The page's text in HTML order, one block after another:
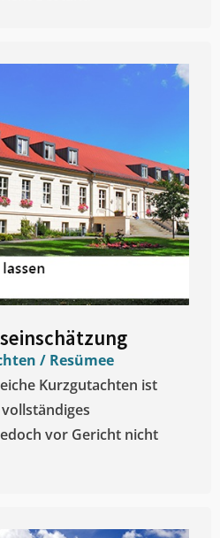
/ Resümee
Kurzgutachten ist
vor Gericht nicht